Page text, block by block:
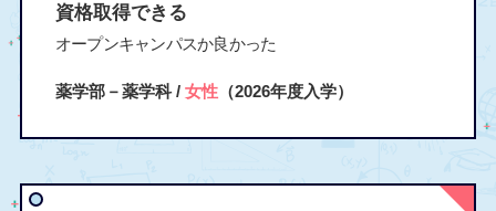
資格取得できる
オープンキャンパスか良かった
薬学部－薬学科 / 女性（2026年度入学）